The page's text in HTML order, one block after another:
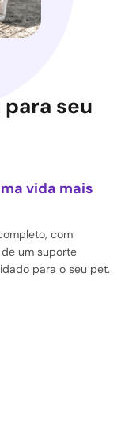
seu
vida mais
com
um suporte
para o seu pet.